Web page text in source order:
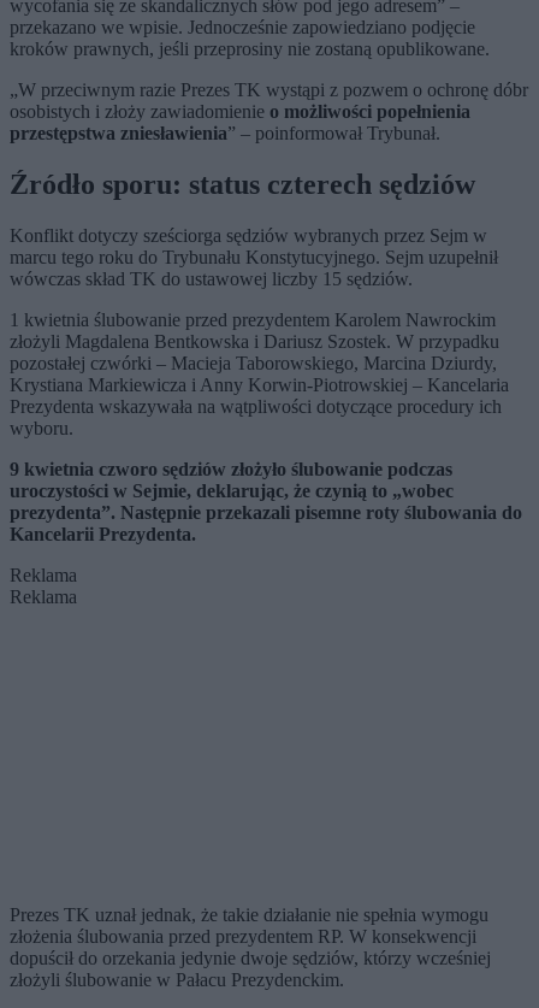
wycofania się ze skandalicznych słów pod jego adresem” –
przekazano we wpisie. Jednocześnie zapowiedziano podjęcie
kroków prawnych, jeśli przeprosiny nie zostaną opublikowane.
„W przeciwnym razie Prezes TK wystąpi z pozwem o ochronę dóbr
osobistych i złoży zawiadomienie o możliwości popełnienia
przestępstwa zniesławienia” – poinformował Trybunał.
Źródło sporu: status czterech sędziów
Konflikt dotyczy sześciorga sędziów wybranych przez Sejm w
marcu tego roku do Trybunału Konstytucyjnego. Sejm uzupełnił
wówczas skład TK do ustawowej liczby 15 sędziów.
1 kwietnia ślubowanie przed prezydentem Karolem Nawrockim
złożyli Magdalena Bentkowska i Dariusz Szostek. W przypadku
pozostałej czwórki – Macieja Taborowskiego, Marcina Dziurdy,
Krystiana Markiewicza i Anny Korwin-Piotrowskiej – Kancelaria
Prezydenta wskazywała na wątpliwości dotyczące procedury ich
wyboru.
9 kwietnia czworo sędziów złożyło ślubowanie podczas
uroczystości w Sejmie, deklarując, że czynią to „wobec
prezydenta”. Następnie przekazali pisemne roty ślubowania do
Kancelarii Prezydenta.
Reklama
Reklama
Prezes TK uznał jednak, że takie działanie nie spełnia wymogu
złożenia ślubowania przed prezydentem RP. W konsekwencji
dopuścił do orzekania jedynie dwoje sędziów, którzy wcześniej
złożyli ślubowanie w Pałacu Prezydenckim.